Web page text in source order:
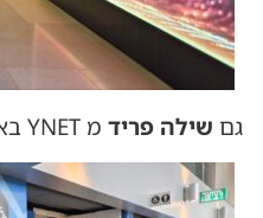
גם שילה פריד מ YNET באקספו בארנה